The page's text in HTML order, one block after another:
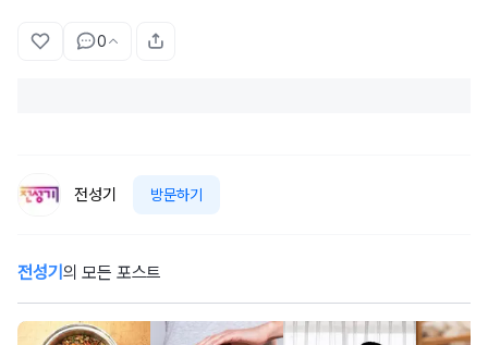
0
전성기 방문하기
전성기 의 모든 포스트